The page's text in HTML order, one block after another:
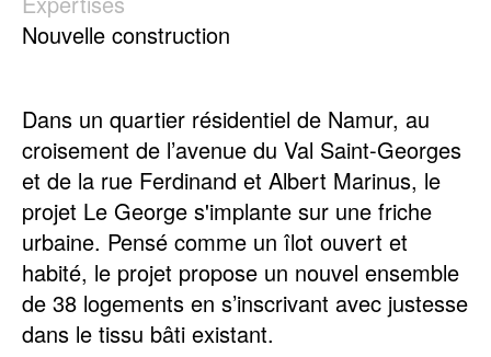
Nouvelle construction
Détails du projet
Dans un quartier résidentiel de Namur, au
croisement de l’avenue du Val Saint-Georges
et de la rue Ferdinand et Albert Marinus, le
projet Le George s'implante sur une friche
urbaine. Pensé comme un îlot ouvert et
habité, le projet propose un nouvel ensemble
de 38 logements en s’inscrivant avec justesse
dans le tissu bâti existant.